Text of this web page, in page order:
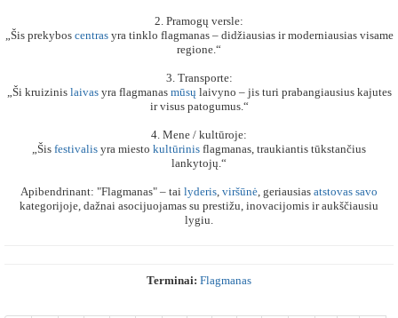
2. Pramogų versle:
„Šis prekybos centrasyra tinklo flagmanas – didžiausias ir moderniausias visame
regione.“
3. Transporte:
„Ši kruizinis laivasyra flagmanas mūsų laivyno – jis turi prabangiausius kajutes
ir visus patogumus.“
4. Mene / kultūroje:
„Šis festivalis yra miesto kultūrinis flagmanas, traukiantis tūkstančius
lankytojų.“
Apibendrinant: "Flagmanas" – tai lyderis, viršūnė, geriausias atstovas savo
kategorijoje, dažnai asocijuojamas su prestižu, inovacijomis ir aukščiausiu
lygiu.
Terminai: Flagmanas